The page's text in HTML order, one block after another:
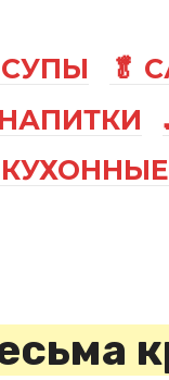
СУПЫ 🥬
НАПИТКИ